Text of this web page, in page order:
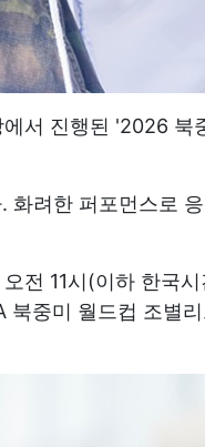
서 진행된 '2026 북
화려한 퍼포먼스로 응
전 11시(이하 한국시
북중미 월드컵 조별리